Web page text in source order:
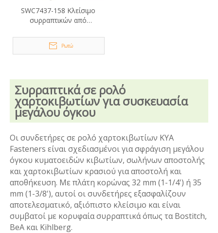
SWC7437-158 Κλείσιμο
συρραπτικών από
Ρωτώ
Συρραπτικά σε ρολό
χαρτοκιβωτίων για συσκευασία
μεγάλου όγκου
Οι συνδετήρες σε ρολό χαρτοκιβωτίων KYA
Fasteners είναι σχεδιασμένοι για σφράγιση μεγάλου
όγκου κυματοειδών κιβωτίων, σωλήνων αποστολής
και χαρτοκιβωτίων κρασιού για αποστολή και
αποθήκευση. Με πλάτη κορώνας 32 mm (1-1/4') ή 35
mm (1-3/8'), αυτοί οι συνδετήρες εξασφαλίζουν
αποτελεσματικό, αξιόπιστο κλείσιμο και είναι
συμβατοί με κορυφαία συρραπτικά όπως τα Bostitch,
BeA και Kihlberg.